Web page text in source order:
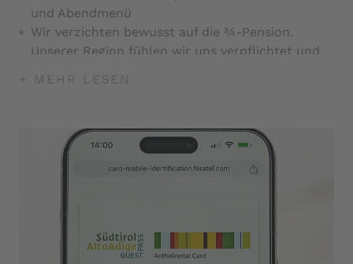
und Abendmenü
Wir verzichten bewusst auf die ¾-Pension.
Unserer Region fühlen wir uns verpflichtet und
Almen, welche die Naturlandschaft pflegen.
Wellnessbereich
„0-Kilometer“ Bio-Produkte von Betrieben aus
der unmittelbaren Umgebung
Unverträglichkeiten
Themenabende von Antipasti bis Dessert
+ MEHR LESEN